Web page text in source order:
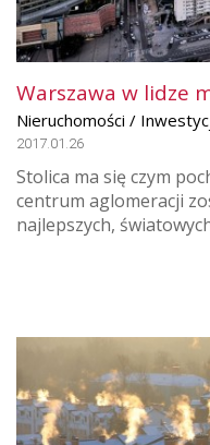
Warszawa w lidze
Nieruchomości /
2017.01.26
Stolica ma się czym
centrum aglomeracji
najlepszych,